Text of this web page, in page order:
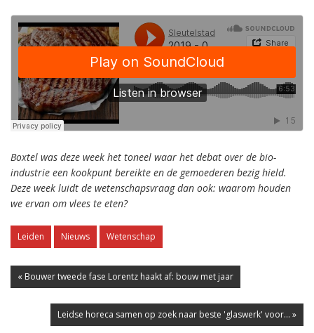
Boxtel was deze week het toneel waar het debat over de bio-
industrie een kookpunt bereikte en de gemoederen bezig hield.
Deze week luidt de wetenschapsvraag dan ook: waarom houden
we ervan om vlees te eten?
Leiden Nieuws Wetenschap
« Bouwer tweede fase Lorentz haakt af: bouw met jaar
Leidse horeca samen op zoek naar beste 'glaswerk' voor... »